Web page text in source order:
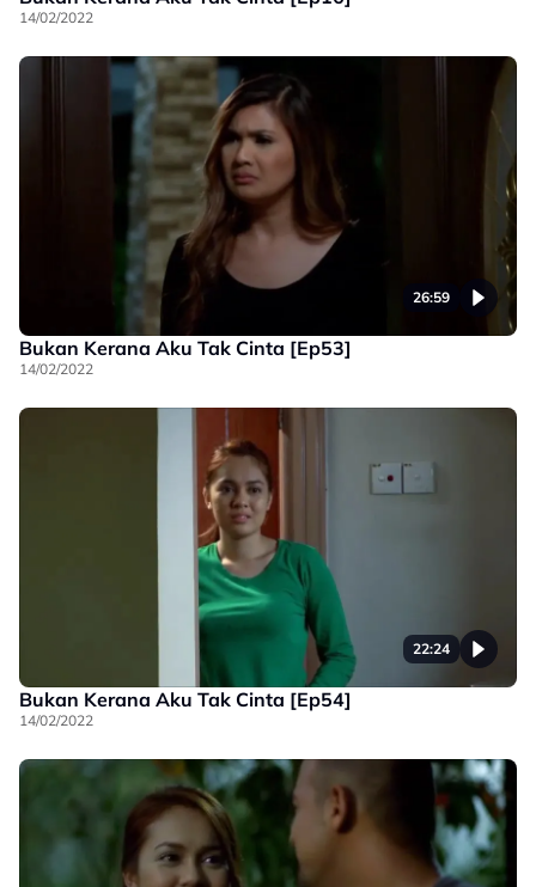
14/02/2022
26:59
Bukan Kerana Aku Tak Cinta [Ep53]
14/02/2022
22:24
Bukan Kerana Aku Tak Cinta [Ep54]
14/02/2022